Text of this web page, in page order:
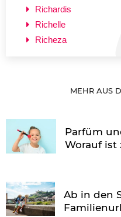
Richardis
Richelle
Richeza
MEHR AUS
Parfüm
Worauf ist
Ab in den